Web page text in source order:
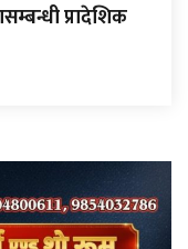
प्रादेशिक